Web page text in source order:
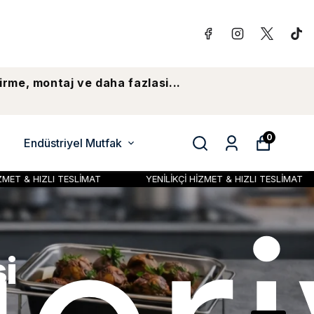
montaj ve daha fazlasi...
Endüstriyel Mutfak 0
YENİLİKÇİ HİZMET & HIZLI TESLİMAT YENİLİKÇİ HİZMET &